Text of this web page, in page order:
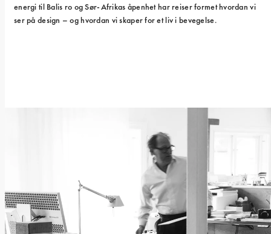
energi til Balis ro og Sør-Afrikas åpenhet har reiser formet hvordan vi
ser på design – og hvordan vi skaper for et liv i bevegelse.